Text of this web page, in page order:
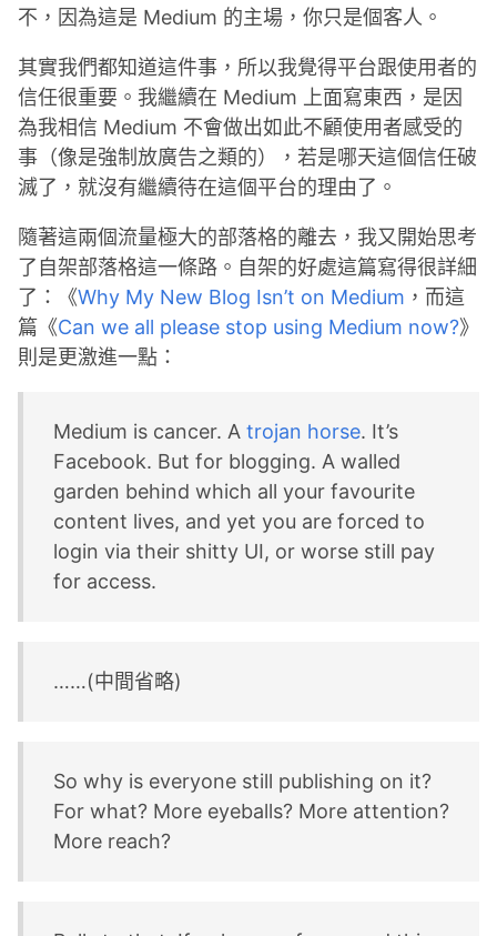
不，因為這是 Medium 的主場，你只是個客人。
其實我們都知道這件事，所以我覺得平台跟使用者的
信任很重要。我繼續在 Medium 上面寫東西，是因
為我相信 Medium 不會做出如此不顧使用者感受的
事（像是強制放廣告之類的），若是哪天這個信任破
滅了，就沒有繼續待在這個平台的理由了。
隨著這兩個流量極大的部落格的離去，我又開始思考
了自架部落格這一條路。自架的好處這篇寫得很詳細
了：《Why My New Blog Isn’t on Medium ，而這
篇《Can we all please stop using Medium now?》
則是更激進一點：
Medium is cancer. A trojan horse. It’s
Facebook. But for blogging. A walled
garden behind which all your favourite
content lives, and yet you are forced to
login via their shitty UI, or worse still pay
for access.
……(中間省略)
So why is everyone still publishing on it?
For what? More eyeballs? More attention?
More reach?